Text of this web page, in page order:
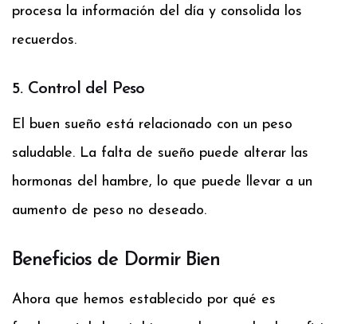
procesa la información del día y consolida los
recuerdos.
5. Control del Peso
El buen sueño está relacionado con un peso
saludable. La falta de sueño puede alterar las
hormonas del hambre, lo que puede llevar a un
aumento de peso no deseado.
Beneficios de Dormir Bien
Ahora que hemos establecido por qué es